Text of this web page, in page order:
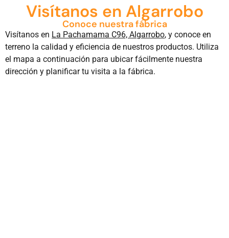
Visítanos en Algarrobo
Conoce nuestra fábrica
Visítanos en La Pachamama C96, Algarrobo, y conoce en
terreno la calidad y eficiencia de nuestros productos. Utiliza
el mapa a continuación para ubicar fácilmente nuestra
dirección y planificar tu visita a la fábrica.